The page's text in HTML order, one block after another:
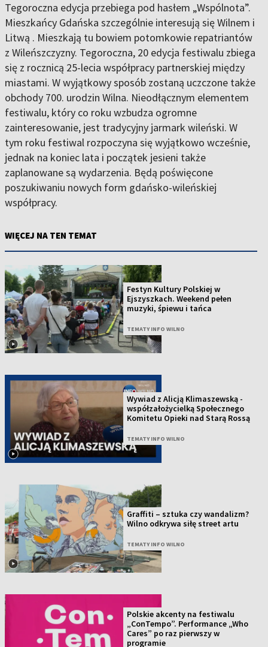
Tegoroczna edycja przebiega pod hasłem „Wspólnota”.
Mieszkańcy Gdańska szczególnie interesują się Wilnem i
Litwą . Mieszkają tu bowiem potomkowie repatriantów
z Wileńszczyzny. Tegoroczna, 20 edycja festiwalu zbiega
się z rocznicą 25-lecia współpracy partnerskiej między
miastami. W wyjątkowy sposób zostaną uczczone także
obchody 700. urodzin Wilna. Nieodłącznym elementem
festiwalu, który co roku wzbudza ogromne
zainteresowanie, jest tradycyjny jarmark wileński. W
tym roku festiwal rozpoczyna się wyjątkowo wcześnie,
jednak na koniec lata i początek jesieni także
zaplanowane są wydarzenia. Będą poświęcone
poszukiwaniu nowych form gdańsko-wileńskiej
współpracy.
WIĘCEJ NA TEN TEMAT
Festyn Kultury Polskiej w
Ejszyszkach. Weekend pełen
muzyki, śpiewu i tańca
TEMATY INFO WILNO
Wywiad z Alicją Klimaszewską -
współzałożycielką Społecznego
Komitetu Opieki nad Starą Rossą
TEMATY INFO WILNO
Graffiti – sztuka czy wandalizm?
Wilno odkrywa siłę street artu
TEMATY INFO WILNO
Polskie akcenty na festiwalu
„ConTempo”. Performance „Who
Cares” po raz pierwszy w
programie